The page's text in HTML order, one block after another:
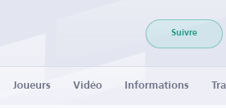
Suivre
Joueurs Vidéo Informations